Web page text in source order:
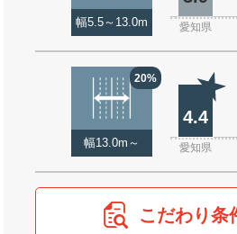
幅5.5～13.0m 愛知県
20%
幅13.0m～
4.4
愛知県
こだわり条